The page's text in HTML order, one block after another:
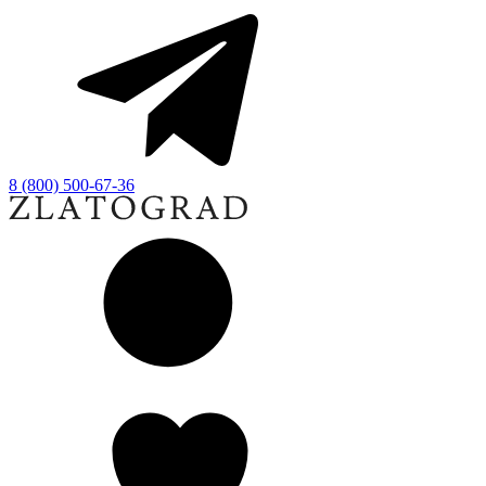
8 (800) 500-67-36